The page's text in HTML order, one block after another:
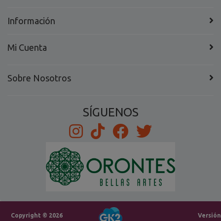
Información
Mi Cuenta
Sobre Nosotros
SÍGUENOS
Copyright © 2026 Versión